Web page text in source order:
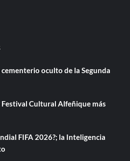
oculto de la Segunda
Festival Cultural Alfeñique más
FIFA 2026?; la Inteligencia